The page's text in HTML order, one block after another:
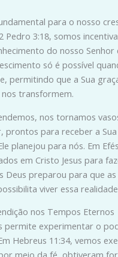
para o nosso
Pedro 3:18, somos
do nosso Senhor
só é possível
permitindo que a Sua
transformem.
nos tornamos
prontos para receber a
planejou para nós. Em
em Cristo Jesus para
Deus preparou para que
viver essa
nos Tempos Eternos
permite experimentar o
Hebreus 11:34, vemos